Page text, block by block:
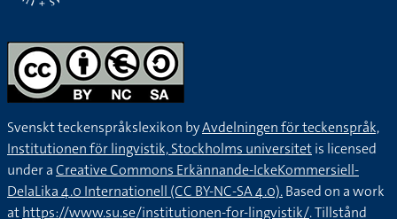
Svenskt teckenspråkslexikon byAvdelningen för teckenspråk,
Institutionen för lingvistik, Stockholms universitetis licensed
under aCreative Commons Erkännande-IckeKommersiell-
DelaLika 4.0 Internationell (CC BY-NC-SA 4.0).Based on a work
athttps://www.su.se/institutionen-for-lingvistik/. Tillstånd